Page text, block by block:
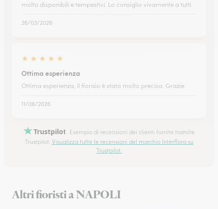
molto disponibili e tempestivi. Lo consiglio vivamente a tutti.
26/03/2026
★ ★ ★ ★ ★
Ottima esperienza
Ottima esperienza, il fioraio è stato molto preciso. Grazie
11/06/2026
Trustpilot
Esempio di recensioni dei clienti fornite tramite
Trustpilot. Visualizza tutte le recensioni del marchio Interflora su
Trustpilot.
Altri fioristi a NAPOLI